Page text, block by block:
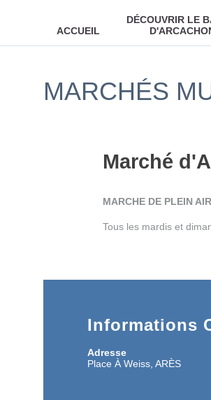
ACCUEIL
DÉCOUVRIR LE
MARCHÉS
Marché
MARCHE DE PLEIN AIR
Tous les mardis et
Informations
Adresse
Place À Weiss, ARÈS